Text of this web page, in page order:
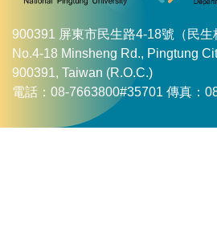
900391 屏東市民生路4-18號（民生
No.4-18 Minsheng Rd., Pingtung
900391, Taiwan (R.O.C.)
電話：08-7663800#35701 傳真：